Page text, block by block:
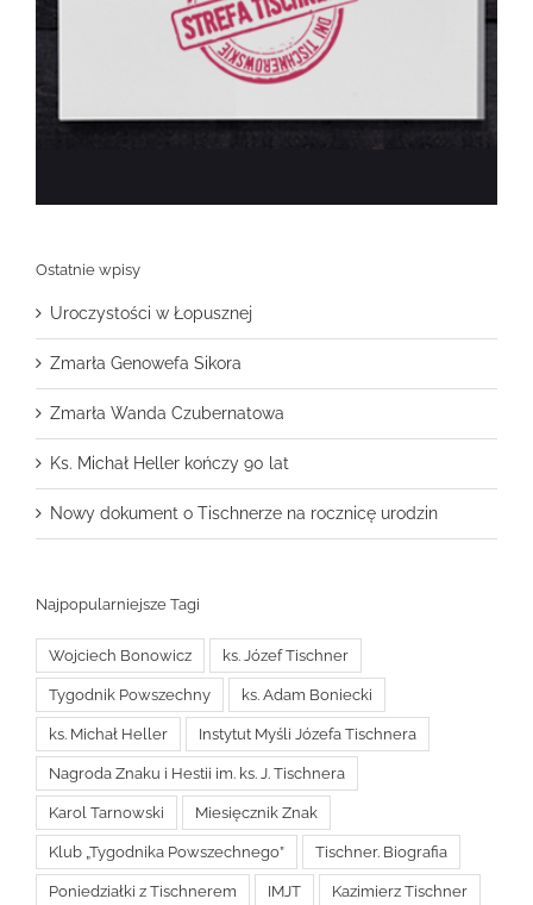
Ostatnie wpisy
Uroczystości w Łopusznej
Zmarła Genowefa Sikora
Zmarła Wanda Czubernatowa
Ks. Michał Heller kończy 90 lat
Nowy dokument o Tischnerze na rocznicę urodzin
Najpopularniejsze Tagi
Wojciech Bonowicz ks. Józef Tischner
Tygodnik Powszechny ks. Adam Boniecki
ks. Michał Heller Instytut Myśli Józefa Tischnera
Nagroda Znaku i Hestii im. ks. J. Tischnera
Karol Tarnowski Miesięcznik Znak
Klub „Tygodnika Powszechnego” Tischner. Biografia
Poniedziałki z Tischnerem IMJT Kazimierz Tischner